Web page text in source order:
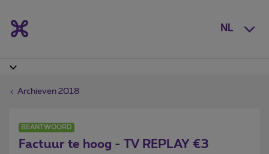
NL
Archieven 2018
BEANTWOORD
Factuur te hoog - TV REPLAY €3